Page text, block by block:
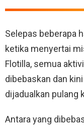
Selepas beberapa
ketika menyertai
Flotilla, semua
dibebaskan dan
dijadualkan pulang
Antara yang